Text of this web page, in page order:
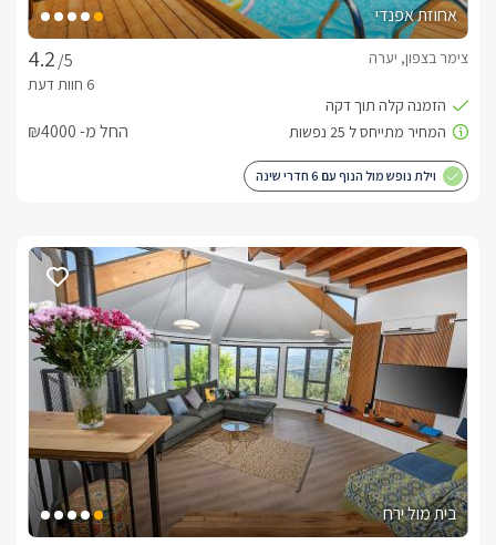
אחוזת אפנדי
/5
צימר בצפון, יערה
החל מ- ₪4000
וילת נופש מול הנוף עם 6 חדרי שינה
בית מול ירח